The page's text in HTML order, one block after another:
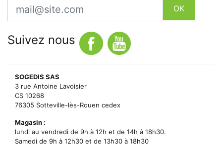
OK
Suivez nous
SOGEDIS SAS
3 rue Antoine Lavoisier
CS 10268
76305 Sotteville-lès-Rouen cedex
Magasin :
lundi au vendredi de 9h à 12h et de 14h à 18h30.
Samedi de 9h à 12h30 et de 13h30 à 18h30